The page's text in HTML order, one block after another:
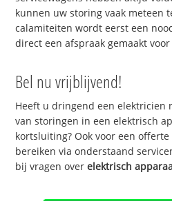
kunnen uw storing vaak meteen
calamiteiten wordt eerst een
direct een afspraak gemaakt
Bel nu vrijblijvend!
Heeft u dringend een elektricien
van storingen in een elektrisch
kortsluiting? Ook voor een
bereiken via onderstaand
bij vragen overelektrisch